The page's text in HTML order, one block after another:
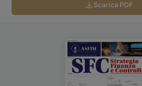
Scarica PDF